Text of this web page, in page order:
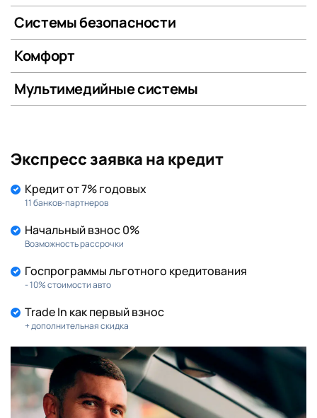
Системы безопасности
Комфорт
Мультимедийные системы
Экспресс заявка на кредит
Кредит от 7% годовых
11 банков-партнеров
Начальный взнос 0%
Возможность рассрочки
Госпрограммы льготного кредитования
- 10% стоимости авто
Trade In как первый взнос
+ дополнительная скидка